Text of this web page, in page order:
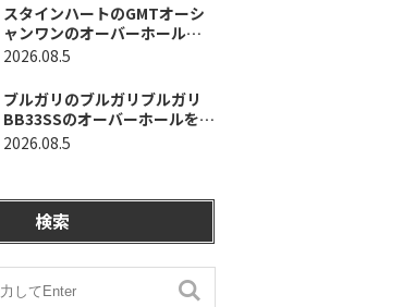
スタインハートのGMTオーシ
ャンワンのオーバーホールを
行いました。（神奈川県平塚
2026.08.5
ブルガリのブルガリブルガリ
BB33SSのオーバーホールを行
いました。（埼玉県所沢市/S
2026.08.5
検索